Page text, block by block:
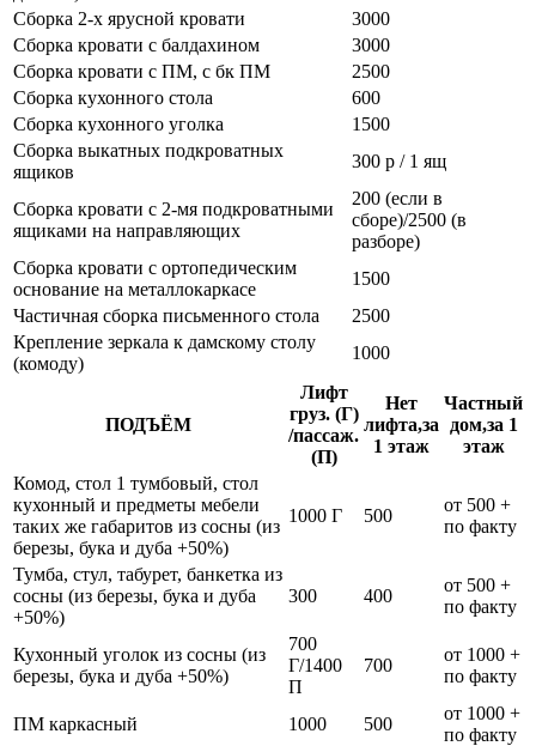
Сборка 2-х ярусной кровати
3000
Сборка кровати с балдахином
3000
Сборка кровати с ПМ, с бк ПМ
2500
Сборка кухонного стола
600
Сборка кухонного уголка
1500
Сборка выкатных подкроватных
ящиков
300 р / 1 ящ
Сборка кровати с 2-мя подкроватными
ящиками на направляющих
200 (если в
сборе)/2500 (в
разборе)
Сборка кровати с ортопедическим
основание на металлокаркасе
1500
Частичная сборка письменного стола
2500
Крепление зеркала к дамскому столу
(комоду)
1000
ПОДЪЁМ
Лифт
груз. (Г)
/пассаж.
(П)
Нет
лифта,за
1 этаж
Частный
дом,за 1
этаж
Комод, стол 1 тумбовый, стол
кухонный и предметы мебели
таких же габаритов из сосны (из
березы, бука и дуба +50%)
1000 Г 500
от 500 +
по факту
Тумба, стул, табурет, банкетка из
сосны (из березы, бука и дуба
+50%)
300 400
от 500 +
по факту
Кухонный уголок из сосны (из
березы, бука и дуба +50%)
700
Г/1400
П
700
от 1000 +
по факту
ПМ каркасный 1000 500
от 1000 +
по факту